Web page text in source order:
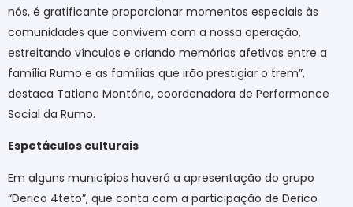
nós, é gratificante proporcionar momentos especiais às
comunidades que convivem com a nossa operação,
estreitando vínculos e criando memórias afetivas entre a
família Rumo e as famílias que irão prestigiar o trem”,
destaca Tatiana Montório, coordenadora de Performance
Social da Rumo.
Espetáculos culturais
Em alguns municípios haverá a apresentação do grupo
“Derico 4teto”, que conta com a participação de Derico